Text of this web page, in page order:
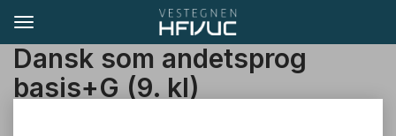
Dansk som andetsprog
basis+G (9. kl)